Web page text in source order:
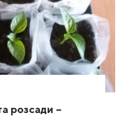
розсади –